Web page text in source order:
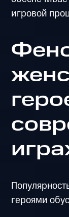
игровой
героями